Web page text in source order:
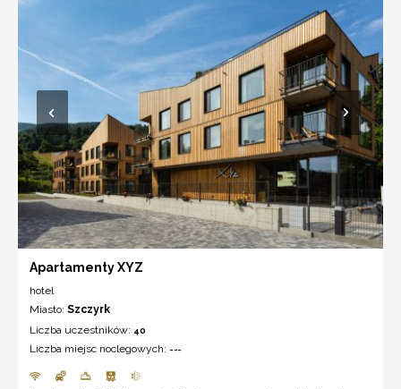
Apartamenty XYZ
hotel
Miasto: Szczyrk
Liczba uczestników: 40
Liczba miejsc noclegowych: ---